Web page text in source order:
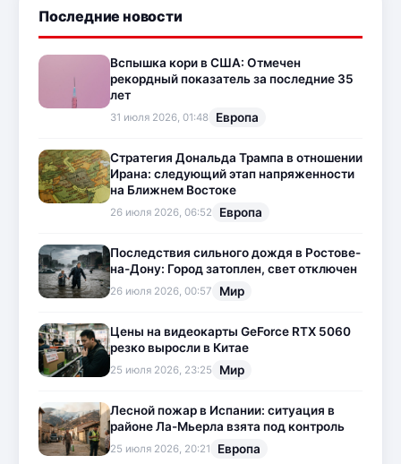
Последние новости
Вспышка кори в США: Отмечен
рекордный показатель за последние 35
лет
31 июля 2026, 01:48 Европа
Стратегия Дональда Трампа в отношении
Ирана: следующий этап напряженности
на Ближнем Востоке
26 июля 2026, 06:52 Европа
Последствия сильного дождя в Ростове-
на-Дону: Город затоплен, свет отключен
26 июля 2026, 00:57 Мир
Цены на видеокарты GeForce RTX 5060
резко выросли в Китае
25 июля 2026, 23:25 Мир
Лесной пожар в Испании: ситуация в
районе Ла-Мьерла взята под контроль
25 июля 2026, 20:21 Европа